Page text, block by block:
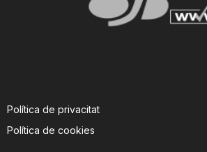
Política de privacitat
Política de cookies